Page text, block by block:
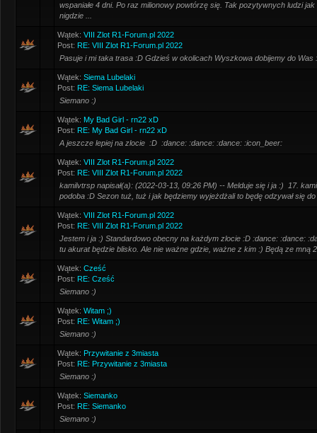
wspaniałe 4 dni. Po raz milionowy powtórzę się. Tak pozytywnych ludzi
nigdzie ...
Wątek: VIII Zlot R1-Forum.pl 2022
Post: RE: VIII Zlot R1-Forum.pl 2022
Pasuje i mi taka trasa :D Gdzieś w okolicach Wyszkowa dobijemy do Was
Wątek: Siema Lubelaki
Post: RE: Siema Lubelaki
Siemano :)
Wątek: My Bad Girl - rn22 xD
Post: RE: My Bad Girl - rn22 xD
A jeszcze lepiej na zlocie :D :dance: :dance: :dance: :icon_beer:
Wątek: VIII Zlot R1-Forum.pl 2022
Post: RE: VIII Zlot R1-Forum.pl 2022
kamilvtrsp napisał(a): (2022-03-13, 09:26 PM) -- Melduje się i ja :) 17.
podoba :D Sezon tuż, tuż i jak będziemy wyjeżdżali to będę odzywał się
Wątek: VIII Zlot R1-Forum.pl 2022
Post: RE: VIII Zlot R1-Forum.pl 2022
Jestem i ja :) Standardowo obecny na każdym zlocie :D :dance: :dance:
tu akurat będzie blisko. Ale nie ważne gdzie, ważne z kim :) Będą ze mną
Wątek: Cześć
Post: RE: Cześć
Siemano :)
Wątek: Witam ;)
Post: RE: Witam ;)
Siemano :)
Wątek: Przywitanie z 3miasta
Post: RE: Przywitanie z 3miasta
Siemano :)
Wątek: Siemanko
Post: RE: Siemanko
Siemano :)